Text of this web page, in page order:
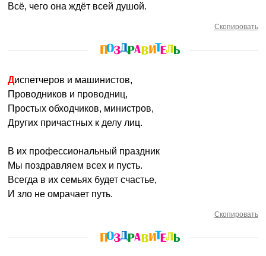
Всё, чего она ждёт всей душой.
Скопировать
Диспетчеров и машинистов,
Проводников и проводниц,
Простых обходчиков, министров,
Других причастных к делу лиц.
В их профессиональный праздник
Мы поздравляем всех и пусть.
Всегда в их семьях будет счастье,
И зло не омрачает путь.
Скопировать